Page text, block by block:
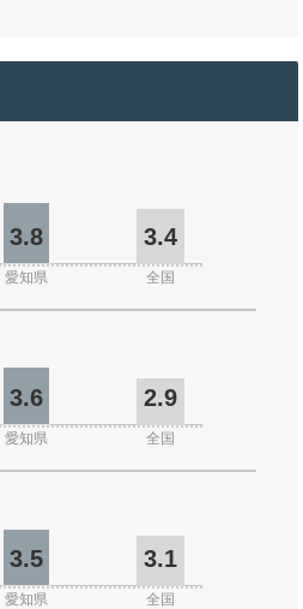
3.8 3.4
愛知県 全国
3.6 2.9
愛知県 全国
3.5 3.1
愛知県 全国